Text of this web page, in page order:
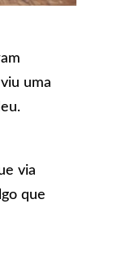
uma
via
que